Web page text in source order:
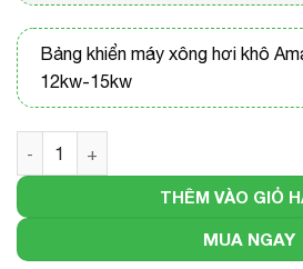
Bảng khiển máy xông hơi khô
12kw-15kw
Bảng khiển máy xông hơi khô
THÊM VÀO GIỎ
MUA NGAY